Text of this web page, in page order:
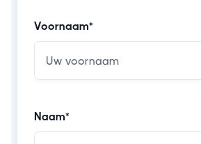
Voornaam*
Naam*